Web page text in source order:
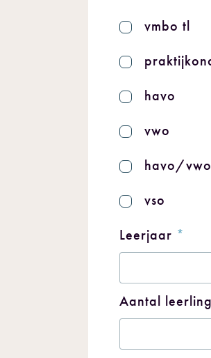
vmbo tl
havo
vwo
havo/vwo
vso
Leerjaar *
Aantal